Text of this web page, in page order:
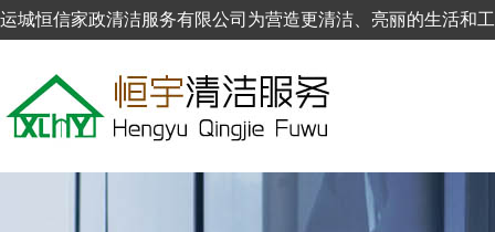
运城恒信家政清洁服务有限公司为营造更清洁、亮丽的生活和